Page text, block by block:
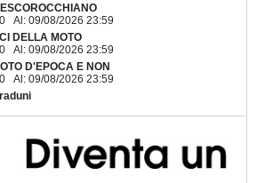
Al: 09/08/2026 23:59
DELLA MOTO
Al: 09/08/2026 23:59
D'EPOCA E NON
Al: 09/08/2026 23:59